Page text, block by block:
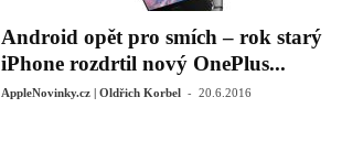
Android opět pro smích – rok starý
iPhone rozdrtil nový OnePlus...
AppleNovinky.cz | Oldřich Korbel - 20.6.2016